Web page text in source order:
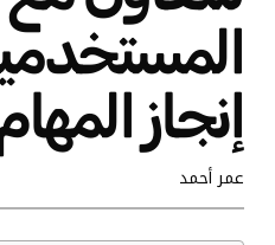
إنجاز
عمر أحمد